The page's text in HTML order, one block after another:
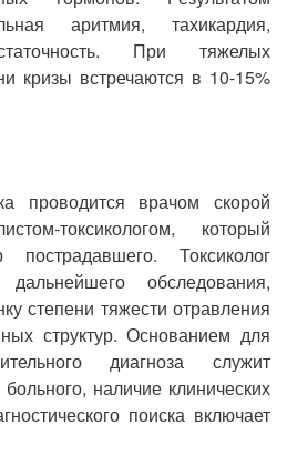
аритмия, тахикардия,
При тяжелых
кризы встречаются в 10-15%
проводится врачом скорой
токсикологом, который
пострадавшего. Токсиколог
обследования,
степени тяжести отравления
структур. Основанием для
диагноза служит
наличие клинических
поиска включает